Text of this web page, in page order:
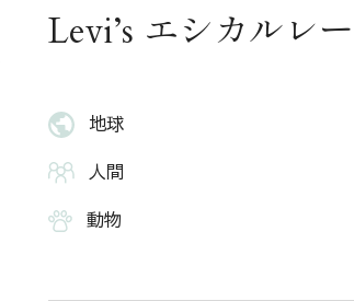
Levi’s エシカルレ
地球
人間
動物